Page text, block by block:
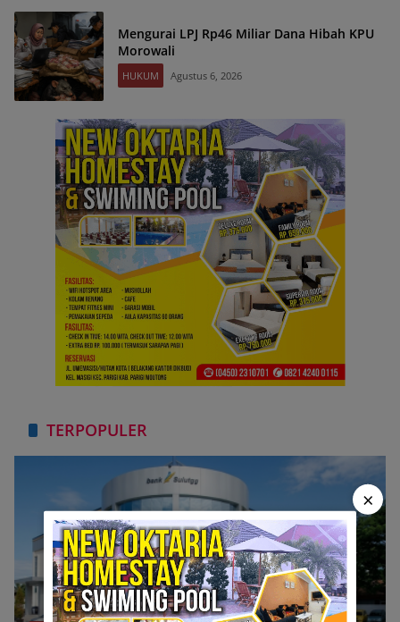
Mengurai LPJ Rp46 Miliar Dana Hibah KPU
Morowali
HUKUM Agustus 6, 2026
TERPOPULER
×